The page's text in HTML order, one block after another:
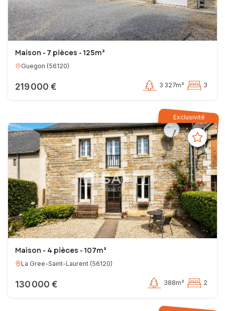
Maison - 7 pièces - 125m²
Guegon (56120)
219 000 € 3 327m² 3
Exclusivité
Maison - 4 pièces - 107m²
La Gree-Saint-Laurent (56120)
130 000 € 388m² 2